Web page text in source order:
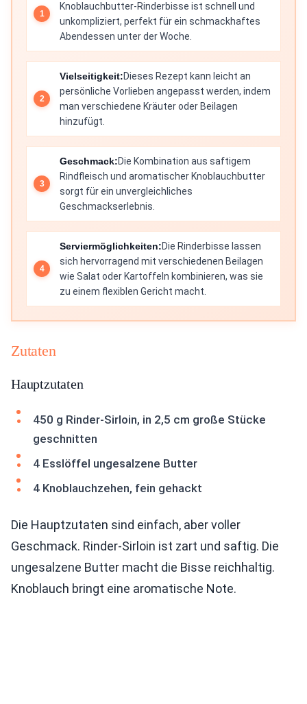
Knoblauchbutter-Rinderbisse ist schnell und
unkompliziert, perfekt für ein schmackhaftes
Abendessen unter der Woche.
Vielseitigkeit:Dieses Rezept kann leicht an
persönliche Vorlieben angepasst werden, indem
man verschiedene Kräuter oder Beilagen
hinzufügt.
Geschmack:Die Kombination aus saftigem
Rindfleisch und aromatischer Knoblauchbutter
sorgt für ein unvergleichliches
Geschmackserlebnis.
Serviermöglichkeiten:Die Rinderbisse lassen
sich hervorragend mit verschiedenen Beilagen
wie Salat oder Kartoffeln kombinieren, was sie
zu einem flexiblen Gericht macht.
Zutaten
Hauptzutaten
450 g Rinder-Sirloin, in 2,5 cm große Stücke
geschnitten
4 Esslöffel ungesalzene Butter
4 Knoblauchzehen, fein gehackt
Die Hauptzutaten sind einfach, aber voller
Geschmack. Rinder-Sirloin ist zart und saftig. Die
ungesalzene Butter macht die Bisse reichhaltig.
Knoblauch bringt eine aromatische Note.